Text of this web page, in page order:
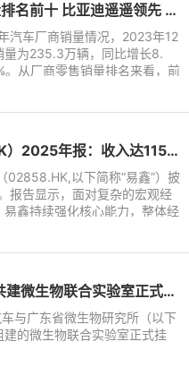
2023年厂商销量排名前十 比亚迪遥遥领先 长城垫底
汽车厂商销量情况，2023年12
量为235.3万辆，同比增长8.
。从厂商零售销量排名来看，前
、一汽-大众、上汽大众、吉
易鑫（02858.HK）2025年报：收入达115.6亿元，净利润近12亿
02858.HK,以下简称“易鑫”）披
报告显示，面对复杂的宏观经
易鑫持续强化核心能力，整体经
司实现总收入115.6亿元（人
吉利携手广微所共建微生物联合实验室正式挂牌
与广东省微生物研究所（以下
建的微生物联合实验室正式挂